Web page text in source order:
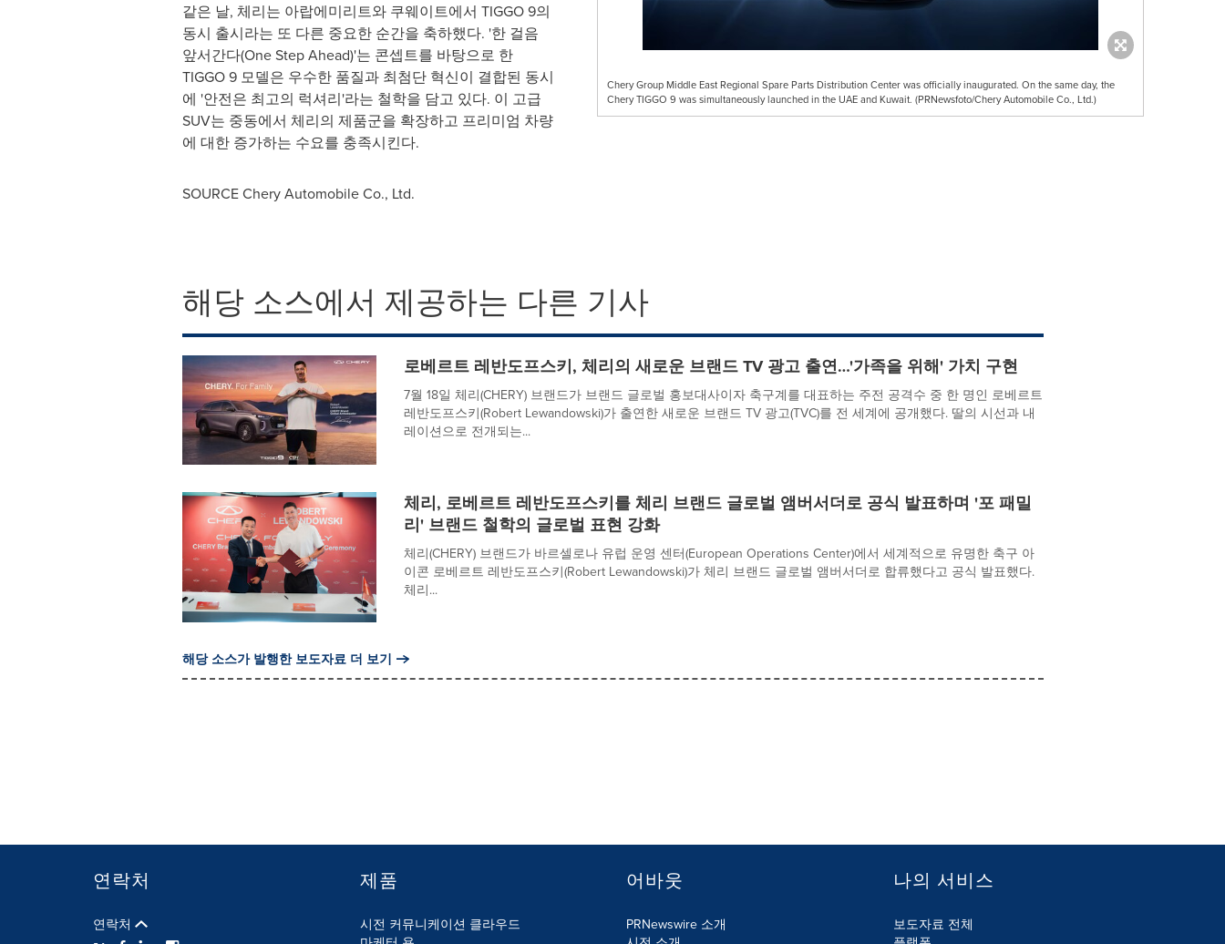
Chery Group Middle East Regional Spare Parts Distribution Center was officially inaugurated. On the same day, the
Chery TIGGO 9 was simultaneously launched in the UAE and Kuwait. (PRNewsfoto/Chery Automobile Co., Ltd.)
같은 날, 체리는 아랍에미리트와 쿠웨이트에서 TIGGO 9의
동시 출시라는 또 다른 중요한 순간을 축하했다. '한 걸음
앞서간다(One Step Ahead)'는 콘셉트를 바탕으로 한
TIGGO 9 모델은 우수한 품질과 최첨단 혁신이 결합된 동시
에 '안전은 최고의 럭셔리'라는 철학을 담고 있다. 이 고급
SUV는 중동에서 체리의 제품군을 확장하고 프리미엄 차량
에 대한 증가하는 수요를 충족시킨다.
SOURCE Chery Automobile Co., Ltd.
해당 소스에서 제공하는 다른 기사
로베르트 레반도프스키, 체리의 새로운 브랜드 TV 광고 출연…'가족을 위해' 가치 구현
7월 18일 체리(CHERY) 브랜드가 브랜드 글로벌 홍보대사이자 축구계를 대표하는 주전 공격수 중 한 명인 로베르트
레반도프스키(Robert Lewandowski)가 출연한 새로운 브랜드 TV 광고(TVC)를 전 세계에 공개했다. 딸의 시선과 내
레이션으로 전개되는...
체리, 로베르트 레반도프스키를 체리 브랜드 글로벌 앰버서더로 공식 발표하며 '포 패밀
리' 브랜드 철학의 글로벌 표현 강화
체리(CHERY) 브랜드가 바르셀로나 유럽 운영 센터(European Operations Center)에서 세계적으로 유명한 축구 아
이콘 로베르트 레반도프스키(Robert Lewandowski)가 체리 브랜드 글로벌 앰버서더로 합류했다고 공식 발표했다.
체리...
해당 소스가 발행한 보도자료 더 보기
연락처
연락처
제품
시전 커뮤니케이션 클라우드
어바웃
PRNewswire 소개
나의 서비스
보도자료 전체